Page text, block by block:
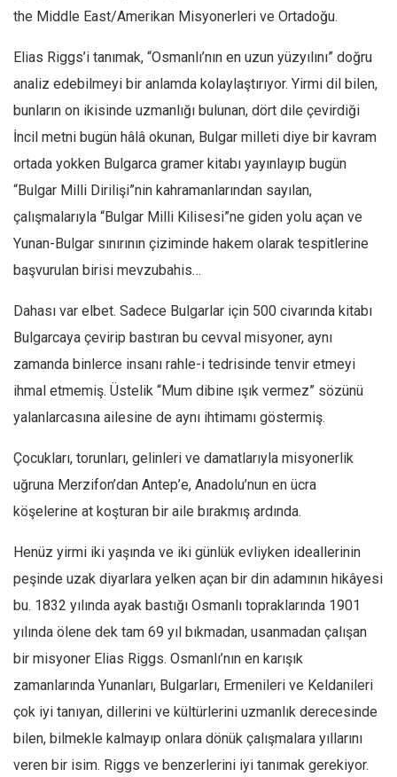
Avustralya
Düşünce
Dosyalar
the Middle East/Amerikan Misyonerleri ve Ortadoğu.
Elias Riggs’i tanımak, “Osmanlı’nın en uzun yüzyılını” doğru
analiz edebilmeyi bir anlamda kolaylaştırıyor. Yirmi dil bilen,
bunların on ikisinde uzmanlığı bulunan, dört dile çevirdiği
İncil metni bugün hâlâ okunan, Bulgar milleti diye bir kavram
ortada yokken Bulgarca gramer kitabı yayınlayıp bugün
“Bulgar Milli Dirilişi”nin kahramanlarından sayılan,
çalışmalarıyla “Bulgar Milli Kilisesi”ne giden yolu açan ve
Yunan-Bulgar sınırının çiziminde hakem olarak tespitlerine
başvurulan birisi mevzubahis…
Dahası var elbet. Sadece Bulgarlar için 500 civarında kitabı
Bulgarcaya çevirip bastıran bu cevval misyoner, aynı
zamanda binlerce insanı rahle-i tedrisinde tenvir etmeyi
ihmal etmemiş. Üstelik “Mum dibine ışık vermez” sözünü
yalanlarcasına ailesine de aynı ihtimamı göstermiş.
Çocukları, torunları, gelinleri ve damatlarıyla misyonerlik
uğruna Merzifon’dan Antep’e, Anadolu’nun en ücra
köşelerine at koşturan bir aile bırakmış ardında.
Henüz yirmi iki yaşında ve iki günlük evliyken ideallerinin
peşinde uzak diyarlara yelken açan bir din adamının hikâyesi
bu. 1832 yılında ayak bastığı Osmanlı topraklarında 1901
yılında ölene dek tam 69 yıl bıkmadan, usanmadan çalışan
bir misyoner Elias Riggs. Osmanlı’nın en karışık
zamanlarında Yunanları, Bulgarları, Ermenileri ve Keldanileri
çok iyi tanıyan, dillerini ve kültürlerini uzmanlık derecesinde
bilen, bilmekle kalmayıp onlara dönük çalışmalara yıllarını
veren bir isim. Riggs ve benzerlerini iyi tanımak gerekiyor.